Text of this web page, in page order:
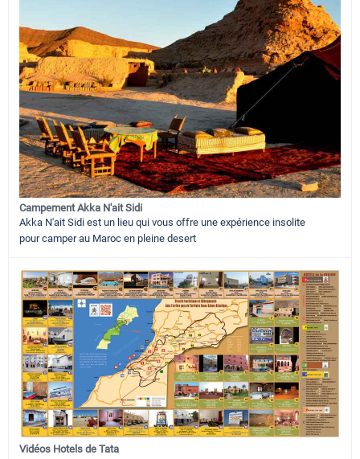
Campement Akka N'ait Sidi
Akka N'ait Sidi est un lieu qui vous offre une expérience insolite
pour camper au Maroc en pleine desert
Vidéos Hotels de Tata